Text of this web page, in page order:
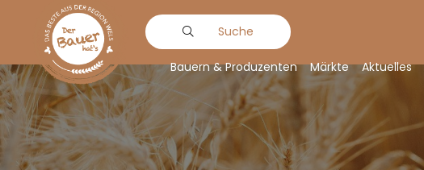
Suche
Bauern & Produzenten Märkte Aktuelles